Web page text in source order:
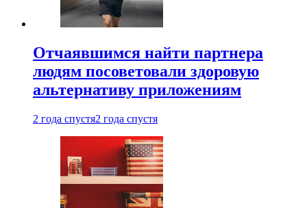
Отчаявшимся найти партнера
людям посоветовали здоровую
альтернативу приложениям
2 года спустя2 года спустя